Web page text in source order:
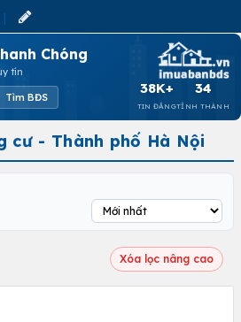
Chóng
tín
Tìm BĐS
38K+
TIN ĐĂNG
34
TỈNH THÀNH
cư - Thành phố Hà Nội
Xóa lọc nâng cao